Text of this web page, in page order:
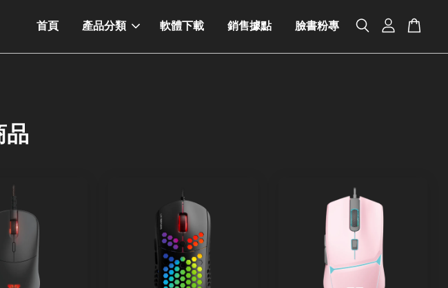
首頁 產品分類 軟體下載 銷售據點 臉書粉專
品